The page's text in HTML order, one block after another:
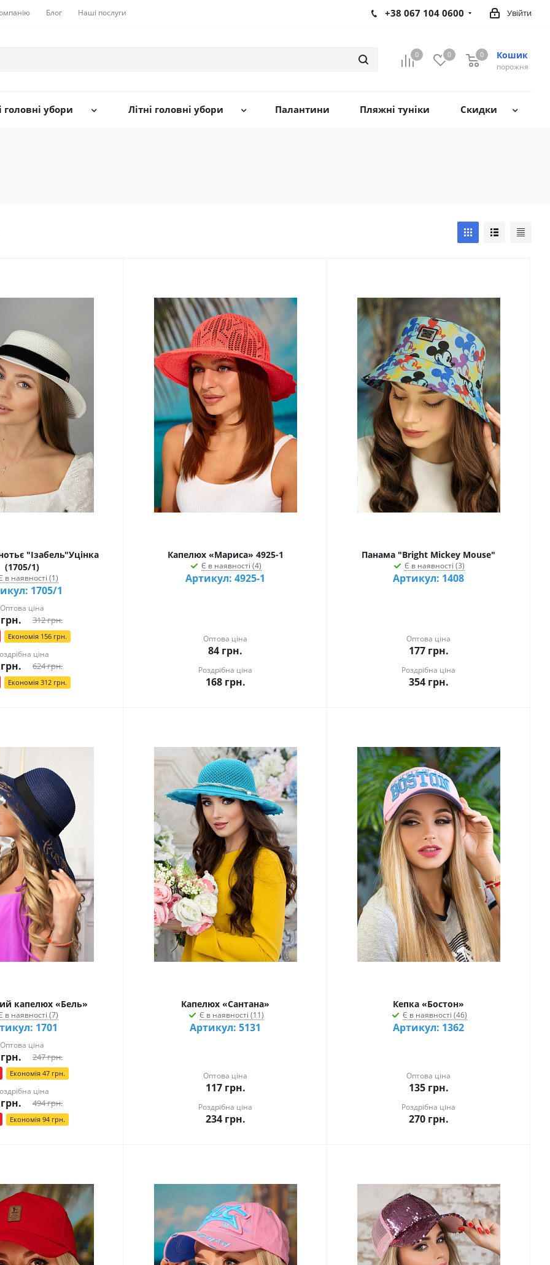
Блог Наші послуги Увійти
+38 067 104 0600
0 0 Кошик
0
порожня
0
убори Літні головні убори Палантини Пляжні туніки Скидки
"Ізабель"Уцінка
(1705/1)
в наявності (1)
1705/1
Оптова ціна
грн. 312грн.
Економія 156грн.
ціна
грн. 624грн.
Економія 312грн.
Капелюх «Мариса» 4925-1
Є в наявності (4)
Артикул: 4925-1
Оптова ціна
84 грн.
Роздрібна ціна
168грн.
Панама "Bright Mickey Mouse"
Є в наявності (3)
Артикул: 1408
Оптова ціна
177грн.
Роздрібна ціна
354грн.
капелюх «Бель»
в наявності (7)
1701
Оптова ціна
грн. 247грн.
Економія 47грн.
ціна
грн. 494грн.
Економія 94грн.
Капелюх «Сантана»
Є в наявності (11)
Артикул: 5131
Оптова ціна
117грн.
Роздрібна ціна
234грн.
Кепка «Бостон»
Є в наявності (46)
Артикул: 1362
Оптова ціна
135грн.
Роздрібна ціна
270грн.